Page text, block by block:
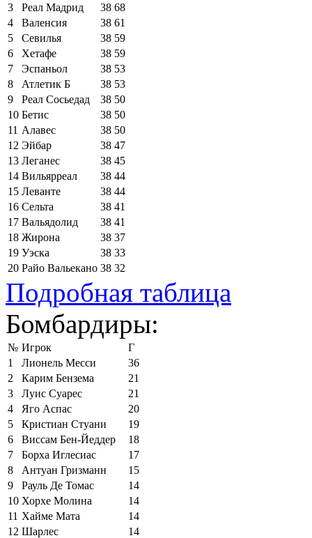
3
Реал Мадрид 38 68
4
Валенсия 38 61
5
Севилья 38 59
6
Хетафе 38 59
7
Эспаньол 38 53
8
Атлетик Б 38 53
9
Реал Сосьедад 38 50
10 Бетис 38 50
11 Алавес 38 50
12 Эйбар 38 47
13 Леганес 38 45
14 Вильярреал 38 44
15 Леванте 38 44
16 Сельта 38 41
17 Вальядолид 38 41
18 Жирона 38 37
19 Уэска 38 33
20 Райо Вальекано 38 32
Подробная таблица
Бомбардиры:
№ Игрок
Г
1
Лионель Месси
36
2
Карим Бензема
21
3
Луис Суарес
21
4
Яго Аспас
20
5
Кристиан Стуани
19
6
Виссам Бен-Йеддер
18
7
Борха Иглесиас
17
8
Антуан Гризманн
15
9
Рауль Де Томас
14
10 Хорхе Молина
14
11 Хайме Мата
14
12 Шарлес
14